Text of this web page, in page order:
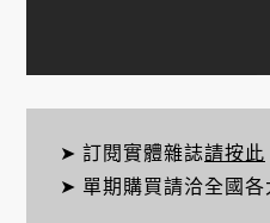
➤ 訂閱實體雜誌請按此
➤ 單期購買請洽全國各